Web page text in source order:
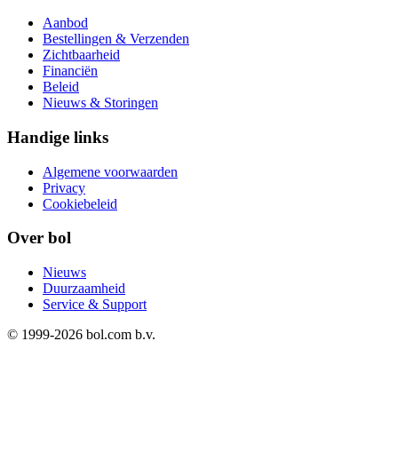
Aanbod
Bestellingen & Verzenden
Zichtbaarheid
Financiën
Beleid
Nieuws & Storingen
Handige links
Algemene voorwaarden
Privacy
Cookiebeleid
Over bol
Nieuws
Duurzaamheid
Service & Support
© 1999-2026 bol.com b.v.